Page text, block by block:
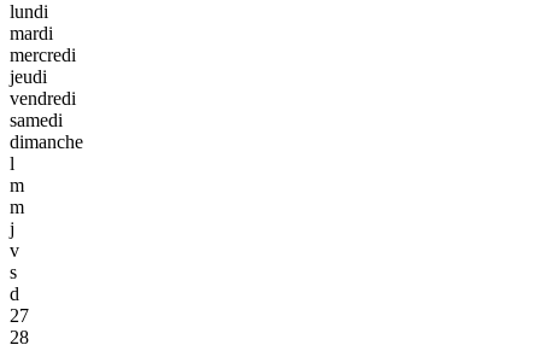
lundi
mardi
mercredi
jeudi
vendredi
samedi
dimanche
l
m
m
j
v
s
d
27
28